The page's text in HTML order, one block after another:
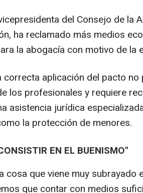
del Consejo de la
ha reclamado más medios
la abogacía con motivo de la
correcta aplicación del pacto no
los profesionales y requiere
asistencia jurídica
la protección de menores.
EN EL BUENISMO"
cosa que viene muy
que contar con medios